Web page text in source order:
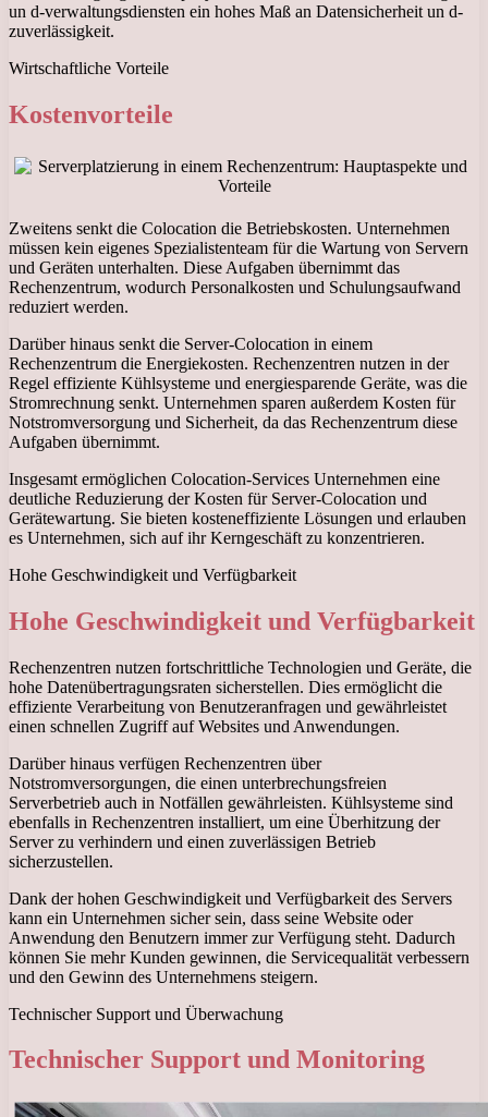
un d-verwaltungsdiensten ein hohes Maß an Datensicherheit un d-
zuverlässigkeit.
Wirtschaftliche Vorteile
Kostenvorteile
Zweitens senkt die Colocation die Betriebskosten. Unternehmen
müssen kein eigenes Spezialistenteam für die Wartung von Servern
und Geräten unterhalten. Diese Aufgaben übernimmt das
Rechenzentrum, wodurch Personalkosten und Schulungsaufwand
reduziert werden.
Darüber hinaus senkt die Server-Colocation in einem
Rechenzentrum die Energiekosten. Rechenzentren nutzen in der
Regel effiziente Kühlsysteme und energiesparende Geräte, was die
Stromrechnung senkt. Unternehmen sparen außerdem Kosten für
Notstromversorgung und Sicherheit, da das Rechenzentrum diese
Aufgaben übernimmt.
Insgesamt ermöglichen Colocation-Services Unternehmen eine
deutliche Reduzierung der Kosten für Server-Colocation und
Gerätewartung. Sie bieten kosteneffiziente Lösungen und erlauben
es Unternehmen, sich auf ihr Kerngeschäft zu konzentrieren.
Hohe Geschwindigkeit und Verfügbarkeit
Hohe Geschwindigkeit und Verfügbarkeit
Rechenzentren nutzen fortschrittliche Technologien und Geräte, die
hohe Datenübertragungsraten sicherstellen. Dies ermöglicht die
effiziente Verarbeitung von Benutzeranfragen und gewährleistet
einen schnellen Zugriff auf Websites und Anwendungen.
Darüber hinaus verfügen Rechenzentren über
Notstromversorgungen, die einen unterbrechungsfreien
Serverbetrieb auch in Notfällen gewährleisten. Kühlsysteme sind
ebenfalls in Rechenzentren installiert, um eine Überhitzung der
Server zu verhindern und einen zuverlässigen Betrieb
sicherzustellen.
Dank der hohen Geschwindigkeit und Verfügbarkeit des Servers
kann ein Unternehmen sicher sein, dass seine Website oder
Anwendung den Benutzern immer zur Verfügung steht. Dadurch
können Sie mehr Kunden gewinnen, die Servicequalität verbessern
und den Gewinn des Unternehmens steigern.
Technischer Support und Überwachung
Technischer Support und Monitoring